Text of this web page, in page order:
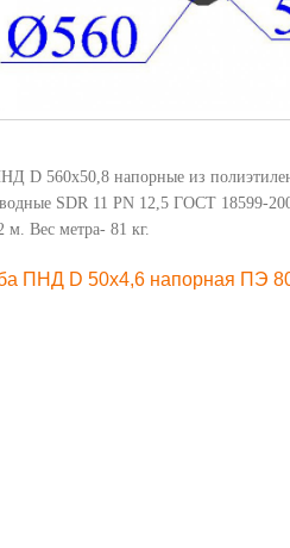
D 560х50,8 напорные из
SDR 11 PN 12,5 ГОСТ 18599-
м. Вес метра- 81 кг.
ПНД D 50х4,6 напорная ПЭ